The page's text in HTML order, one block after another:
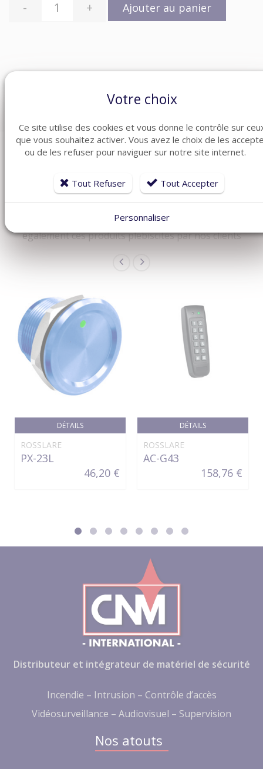
- + Ajouter au panier
ARTICLES CONNEXES
Dans la même famille de produits ménagers, découvrez
également ces produits plébiscités par nos clients
DÉTAILS
ROSSLARE
PX-23L
46,20 €
DÉTAILS
ROSSLARE
AC-G43
158,76 €
Distributeur et intégrateur de matériel de sécurité
Incendie – Intrusion – Contrôle d’accès
Vidéosurveillance – Audiovisuel – Supervision
Nos atouts
Votre choix
Ce site utilise des cookies et vous donne le contrôle sur
que vous souhaitez activer. Vous avez le choix de les
ou de les refuser pour naviguer sur notre site internet.
Tout Refuser Tout Accepter
Personnaliser